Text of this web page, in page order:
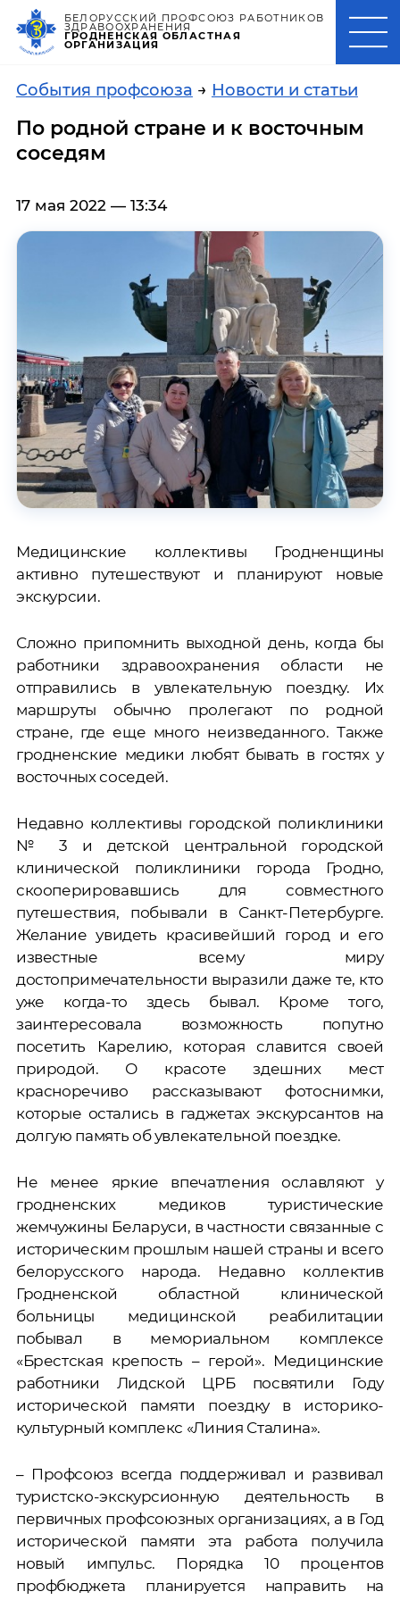
БЕЛОРУССКИЙ ПРОФСОЮЗ РАБОТНИКОВ
ЗДРАВООХРАНЕНИЯ
ГРОДНЕНСКАЯ ОБЛАСТНАЯ
ОРГАНИЗАЦИЯ
События профсоюза → Новости и статьи
По родной стране и к восточным
соседям
17 мая 2022 — 13:34
Медицинские коллективы Гродненщины
активно путешествуют и планируют новые
экскурсии.
Сложно припомнить выходной день, когда бы
работники здравоохранения области не
отправились в увлекательную поездку. Их
маршруты обычно пролегают по родной
стране, где еще много неизведанного. Также
гродненские медики любят бывать в гостях у
восточных соседей.
Недавно коллективы городской поликлиники
№ 3 и детской центральной городской
клинической поликлиники города Гродно,
скооперировавшись для совместного
путешествия, побывали в Санкт-Петербурге.
Желание увидеть красивейший город и его
известные всему миру
достопримечательности выразили даже те, кто
уже когда-то здесь бывал. Кроме того,
заинтересовала возможность попутно
посетить Карелию, которая славится своей
природой. О красоте здешних мест
красноречиво рассказывают фотоснимки,
которые остались в гаджетах экскурсантов на
долгую память об увлекательной поездке.
Не менее яркие впечатления ославляют у
гродненских медиков туристические
жемчужины Беларуси, в частности связанные с
историческим прошлым нашей страны и всего
белорусского народа. Недавно коллектив
Гродненской областной клинической
больницы медицинской реабилитации
побывал в мемориальном комплексе
«Брестская крепость – герой». Медицинские
работники Лидской ЦРБ посвятили Году
исторической памяти поездку в историко-
культурный комплекс «Линия Сталина».
– Профсоюз всегда поддерживал и развивал
туристско-экскурсионную деятельность в
первичных профсоюзных организациях, а в Год
исторической памяти эта работа получила
новый импульс. Порядка 10 процентов
профбюджета планируется направить на